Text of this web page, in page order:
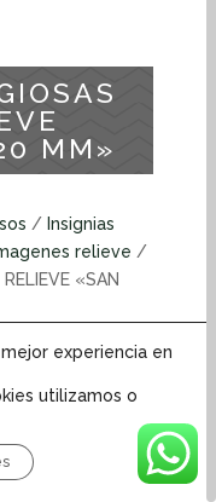
MM»
/ Insignias
relieve /
«SAN
experiencia en
utilizamos o